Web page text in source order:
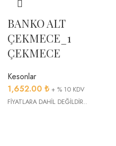
BANKO ALT
ÇEKMECE_1
ÇEKMECE
Kesonlar
1,652.00 ₺ + % 10 KDV
FİYATLARA DAHİL DEĞİLDİR..